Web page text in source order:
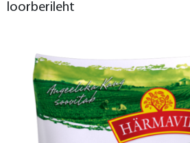
loorberileht